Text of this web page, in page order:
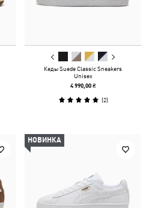
Кеды Suede Classic Sneakers
Unisex
4 990,00 ₴
(2)
НОВИНКА